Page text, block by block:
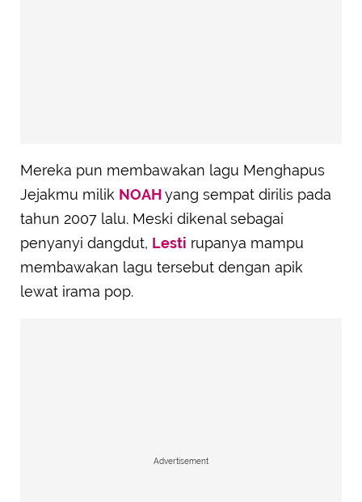
Mereka pun membawakan lagu Menghapus
Jejakmu milik NOAH yang sempat dirilis pada
tahun 2007 lalu. Meski dikenal sebagai
penyanyi dangdut, Lesti rupanya mampu
membawakan lagu tersebut dengan apik
lewat irama pop.
Advertisement